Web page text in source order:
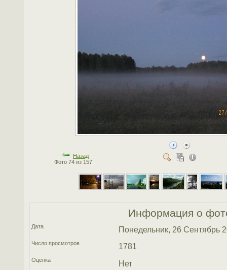
Назад
Фото 74 из 157
Информация о
Дата Понедельник, 26 Сентябрь
Число просмотров 1781
Оценка Нет